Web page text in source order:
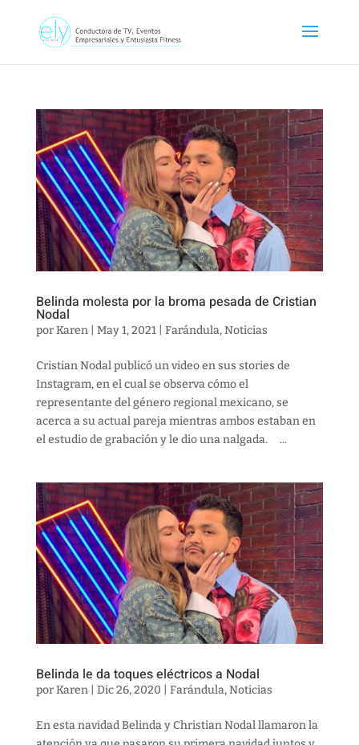
Belinda molesta por la broma pesada de Cristian
Nodal
porKaren| May 1, 2021| Farándula,Noticias
Cristian Nodal publicó un video en sus stories de
Instagram, en el cual se observa cómo el
representante del género regional mexicano, se
acerca a su actual pareja mientras ambos estaban en
el estudio de grabación y le dio una nalgada. ...
Belinda le da toques eléctricos a Nodal
porKaren| Dic 26, 2020 Farándula,Noticias
En esta navidad Belinda y Christian Nodal llamaron la